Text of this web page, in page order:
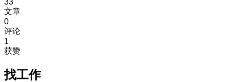
文章
0
评论
1
获赞
找工作